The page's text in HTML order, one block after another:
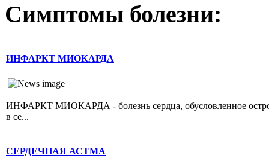
Симптомы болезни:
ИНФАРКТ МИОКАРДА
ИНФАРКТ МИОКАРДА - болезнь сердца, обусловленное острой
в се...
СЕРДЕЧНАЯ АСТМА